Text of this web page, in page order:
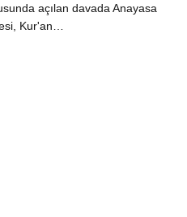
açılan davada Anayasa
Kur'an…